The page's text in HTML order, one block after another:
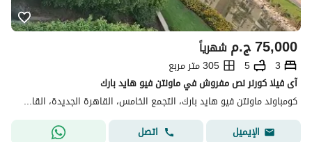
ج.م75,000 شهرياً
3
5
305 متر مربع
آى فيلا كورنر نص مفروش في ماونتن فيو هايد بارك
كومباوند ماونتن فيو هايد بارك، التجمع الخامس، القاهرة الجديدة، القاهرة
الإيميل
اتصل